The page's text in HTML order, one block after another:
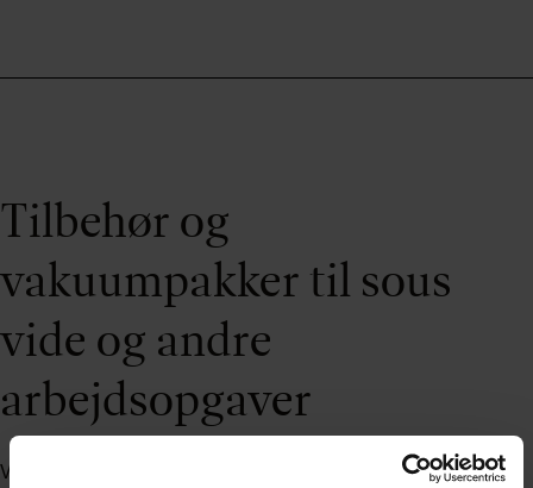
Tilbehør og
vakuumpakker til sous
vide og andre
arbejdsopgaver
Vakuumpakkere og tilbehør til vakuumpakker er essentielle i et